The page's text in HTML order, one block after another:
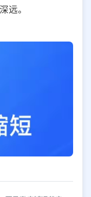
远。